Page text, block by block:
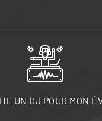
UN DJ POUR MON